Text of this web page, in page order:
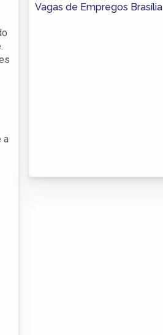
a
Vagas de Empregos Brasília